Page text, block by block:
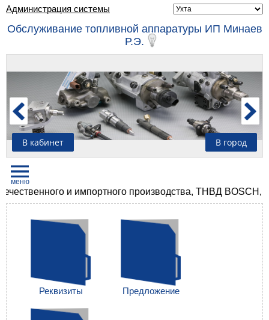
Администрация системы
Обслуживание топливной аппаратуры ИП Минаев
Р.Э.
В кабинет В город
и импортного производства, ТНВД BOSCH,
Реквизиты Предложение